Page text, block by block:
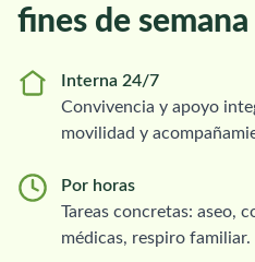
fines de
Interna 24/7
Convivencia y apoyo
movilidad y
Por horas
Tareas concretas: aseo,
médicas, respiro familiar.